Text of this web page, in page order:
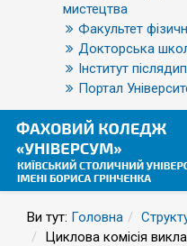
мистецтва
Факультет
Докторська
Інститут
Портал
Ви тут: Головна
Циклова комісія